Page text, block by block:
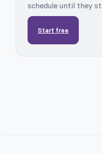
schedule until they
Start free